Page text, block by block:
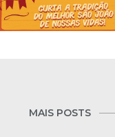
MAIS POSTS